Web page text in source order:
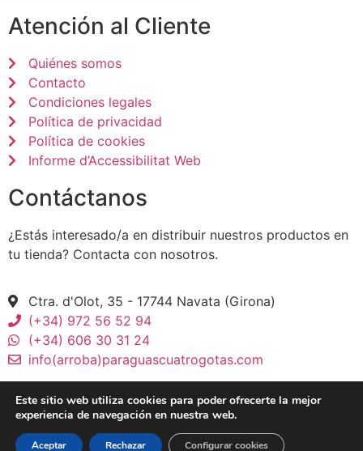
Atención al Cliente
Quiénes somos
Contacto
Condiciones legales
Política de privacidad
Política de cookies
Informe d’Accessibilitat Web
Contáctanos
¿Estás interesado/a en distribuir nuestros productos en
tu tienda? Contacta con nosotros.
Ctra. d'Olot, 35 - 17744 Navata (Girona)
(+34) 972 56 52 94
(+34) 606 30 31 24
info(arroba)paraguascuatrogotas.com
Este sitio web utiliza cookies para poder ofrecerte la mejor
experiencia de navegación en nuestra web.
Aceptar Rechazar Configurar cookies